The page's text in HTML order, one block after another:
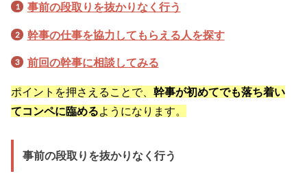
事前の段取りを抜かりなく行う
幹事の仕事を協力してもらえる人を探す
前回の幹事に相談してみる
ポイントを押さえることで、幹事が初めてでも落ち着い
てコンペに臨める ようになります。
事前の段取りを抜かりなく行う